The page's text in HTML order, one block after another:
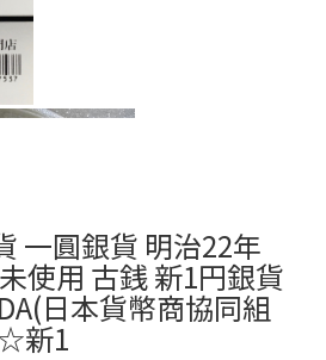
一圓銀貨 明治22年
使用 古銭 新1円銀貨
日本貨幣商協同組
新1